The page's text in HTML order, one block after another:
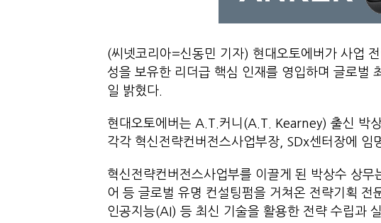
(씨넷코리아=신동민 기자) 현대오토에버가 사업
성을 보유한 리더급 핵심 인재를 영입하며 글로벌
일 밝혔다.
현대오토에버는 A.T.커니(A.T. Kearney) 출신 박
각각 혁신전략컨버전스사업부장, SDx센터장에 임
혁신전략컨버전스사업부를 이끌게 된 박상수 상
어 등 글로벌 유명 컨설팅펌을 거쳐온 전략기획 전
인공지능(AI) 등 최신 기술을 활용한 전략 수립과